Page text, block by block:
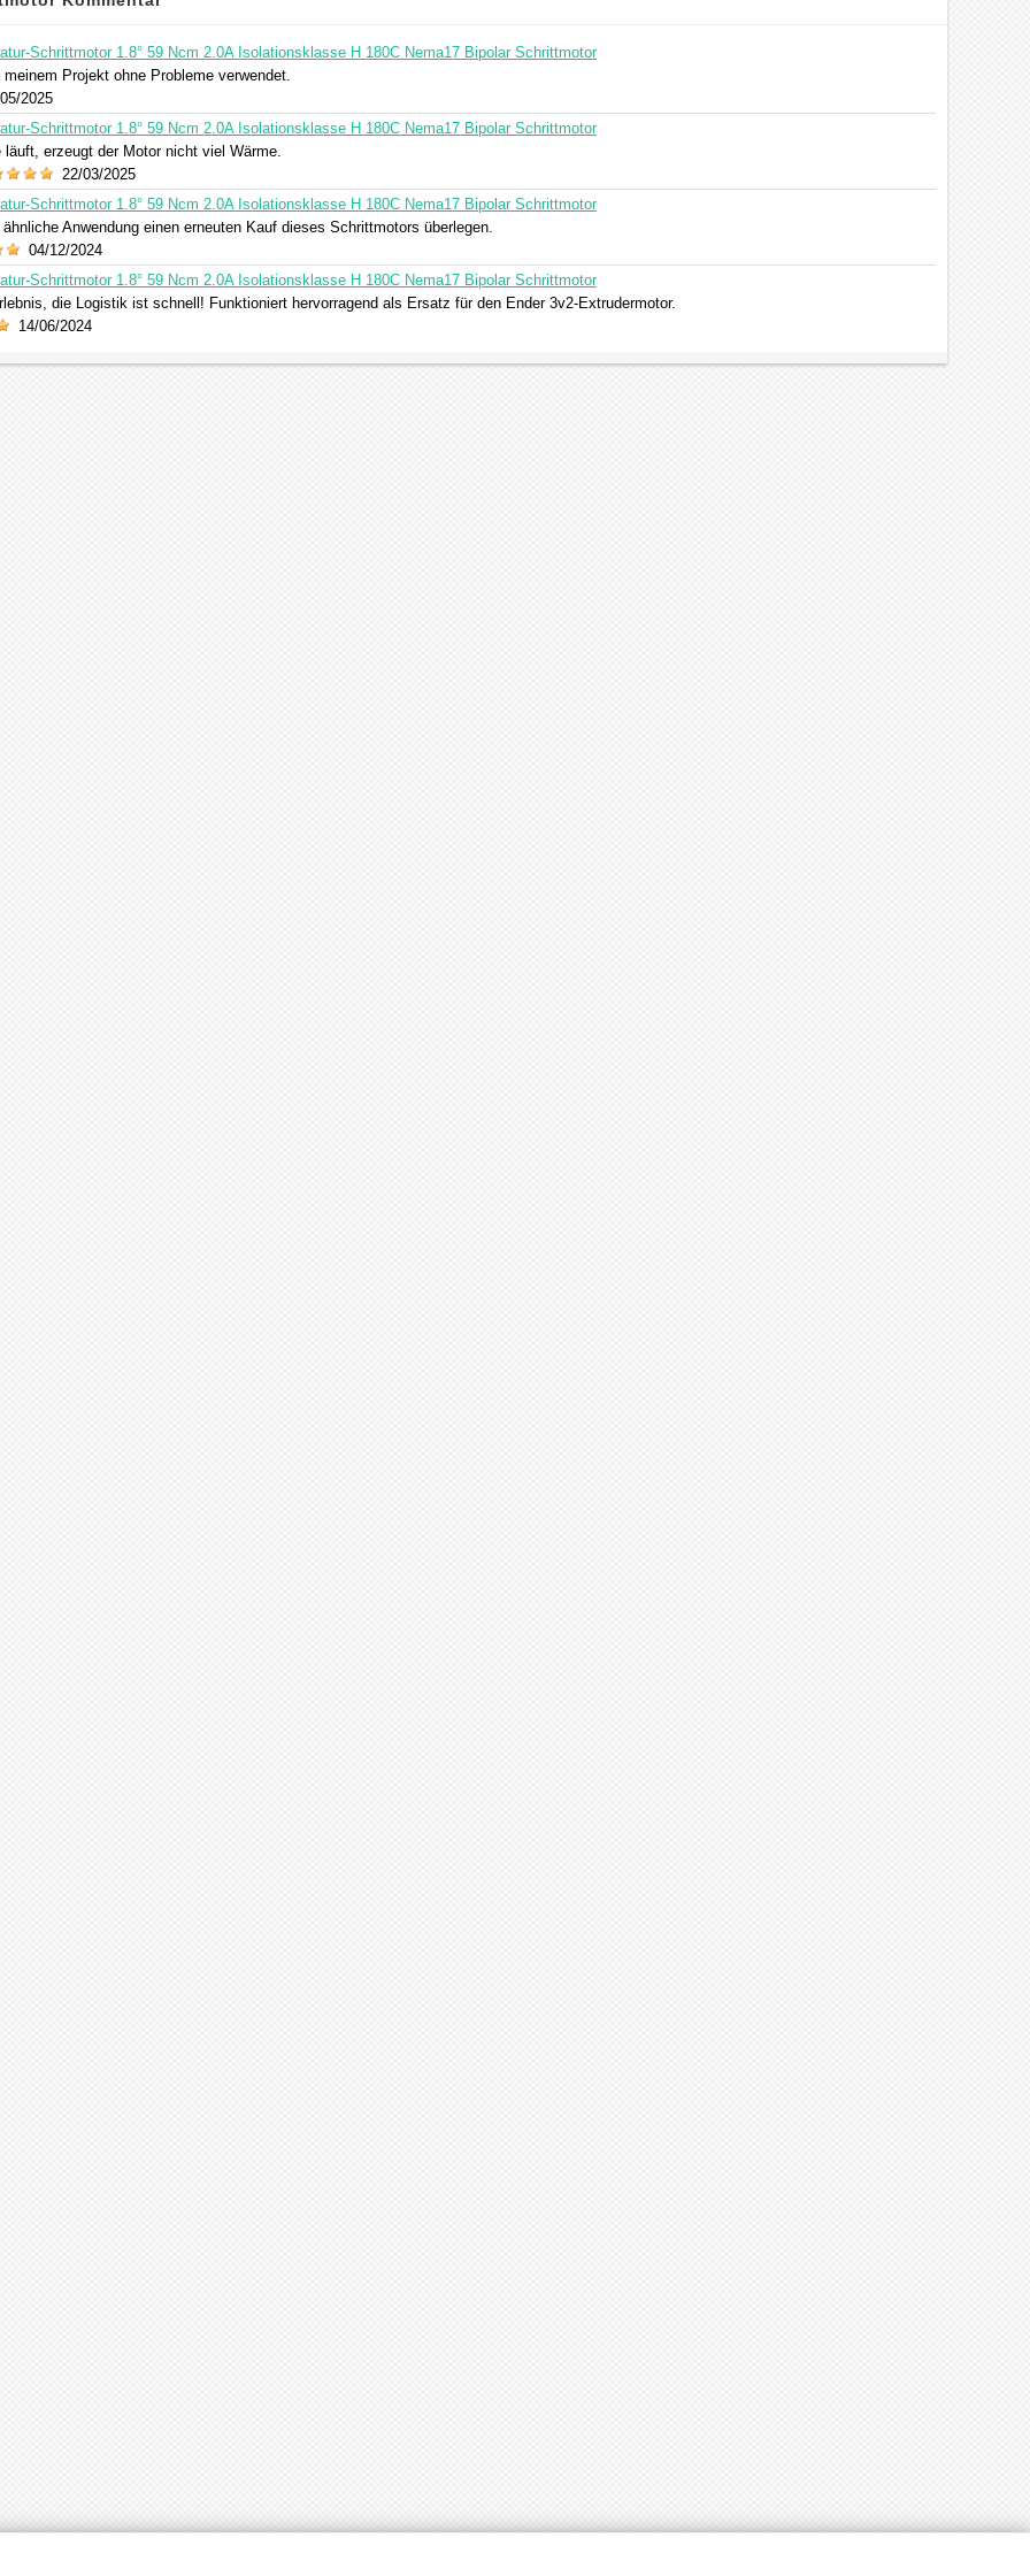
Schrittmotor 1.8° 59 Ncm 2.0A Isolationsklasse H 180C Nema17 Bipolar Schrittmotor
meinem Projekt ohne Probleme verwendet.
2025
Schrittmotor 1.8° 59 Ncm 2.0A Isolationsklasse H 180C Nema17 Bipolar Schrittmotor
läuft, erzeugt der Motor nicht viel Wärme.
22/03/2025
Schrittmotor 1.8° 59 Ncm 2.0A Isolationsklasse H 180C Nema17 Bipolar Schrittmotor
Anwendung einen erneuten Kauf dieses Schrittmotors überlegen.
04/12/2024
Schrittmotor 1.8° 59 Ncm 2.0A Isolationsklasse H 180C Nema17 Bipolar Schrittmotor
die Logistik ist schnell! Funktioniert hervorragend als Ersatz für den Ender 3v2-Extrudermotor.
14/06/2024